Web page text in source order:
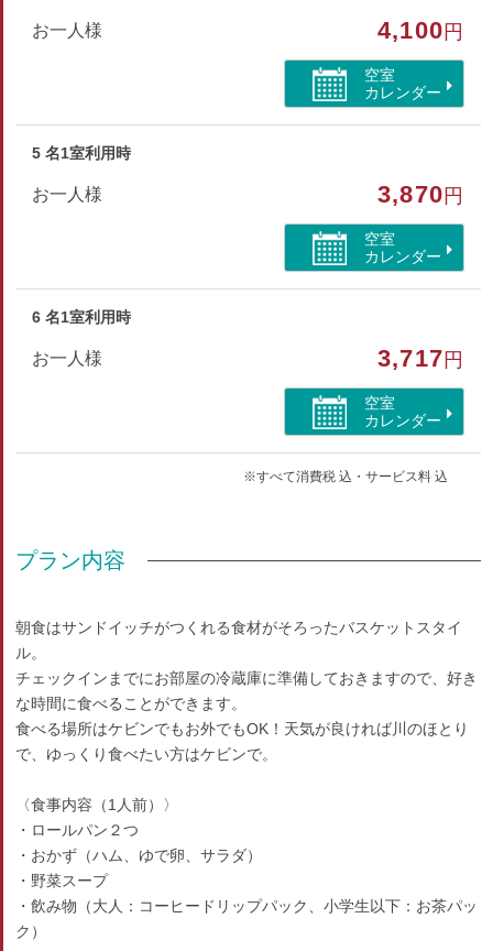
お一人様 4,100 円
空室
カレンダー
5 名1室利用時
お一人様 3,870 円
空室
カレンダー
6 名1室利用時
お一人様 3,717 円
空室
カレンダー
※すべて消費税 込・サービス料 込
プラン内容
朝食はサンドイッチがつくれる食材がそろったバスケットスタイ
ル。
チェックインまでにお部屋の冷蔵庫に準備しておきますので、好き
な時間に食べることができます。
食べる場所はケビンでもお外でもOK！天気が良ければ川のほとり
で、ゆっくり食べたい方はケビンで。
〈食事内容（1人前）〉
・ロールパン２つ
・おかず（ハム、ゆで卵、サラダ）
・野菜スープ
・飲み物（大人：コーヒードリップパック、小学生以下：お茶パッ
ク）